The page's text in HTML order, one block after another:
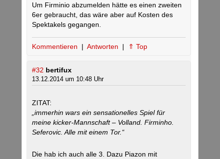
Um Firminio abzumelden hätte es einen zweiten
6er gebraucht, das wäre aber auf Kosten des
Spektakels gegangen.
Kommentieren | Antworten | ⇑ Top
#32 bertifux
13.12.2014 um 10:48 Uhr
ZITAT:
„immerhin wars ein sensationelles Spiel für
meine kicker-Mannschaft – Volland. Firminho.
Seferovic. Alle mit einem Tor.“
Die hab ich auch alle 3. Dazu Piazon mit